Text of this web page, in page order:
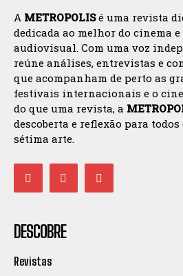
A METROPOLISé uma revista
dedicada ao melhor do cinema
audiovisual. Com uma voz
reúne análises, entrevistas e
que acompanham de perto as
festivais internacionais e o
do que uma revista, a
descoberta e reflexão para
sétima arte.
DESCOBRE
Revistas